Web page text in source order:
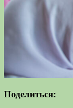
Поделиться: